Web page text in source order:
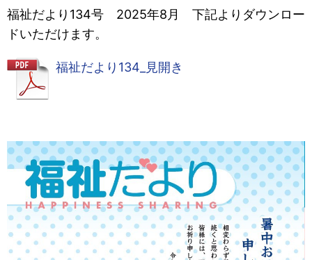
福祉だより134号 2025年8月 下記よりダウンロー
ドいただけます。
福祉だより134_見開き